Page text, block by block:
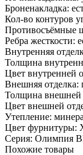
Броненакладка:
Кол-во контуров
Противосъёмные
Ребра жесткости:
Внутренняя
Толщина
Цвет внутренней
Внешняя отделка:
Толщина внешней
Цвет внешней
Утепление:
Цвет фурнитуры:
Серия: Олимпия
Похожие товары